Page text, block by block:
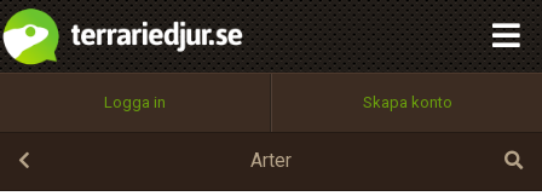
Logga in Skapa konto
Arter
Utför
100%
OK
integritetspolicy
Namn:
Epost:
Begär nytt lösenord
Tillbaka till förstasidan